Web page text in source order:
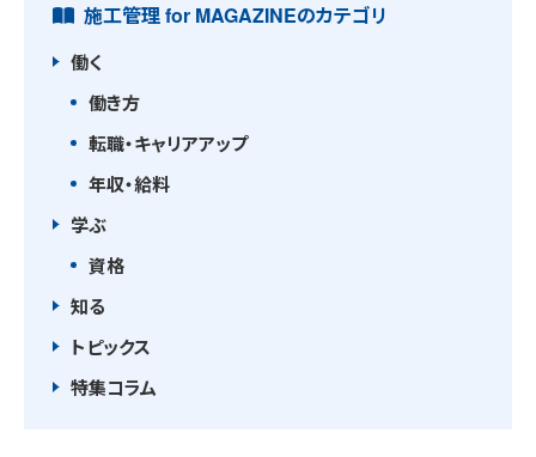
施工管理 for MAGAZINEのカテゴリ
働く
働き方
転職・キャリアアップ
年収・給料
学ぶ
資格
知る
トピックス
特集コラム